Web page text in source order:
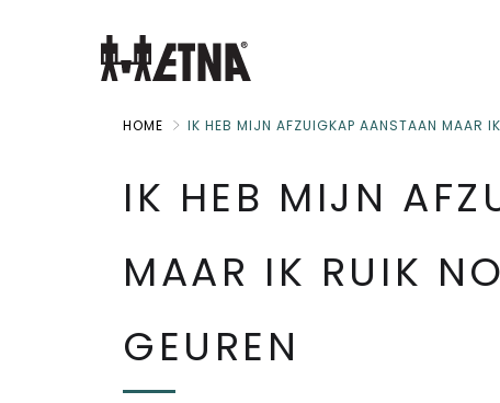
HOME IK HEB MIJN AFZUIGKAP AANSTAAN MAAR
IK HEB MIJN
MAAR IK RUIK
GEUREN